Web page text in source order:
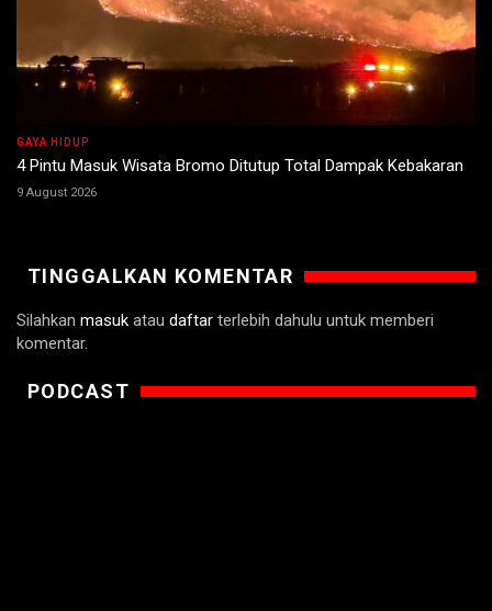
GAYA HIDUP
4 Pintu Masuk Wisata Bromo Ditutup Total Dampak Kebakaran
9 August 2026
TINGGALKAN KOMENTAR
Silahkan masuk atau daftar terlebih dahulu untuk memberi
komentar.
PODCAST